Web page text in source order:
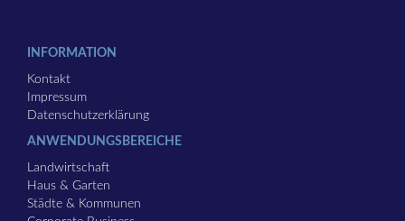
INFORMATION
Kontakt
Impressum
Datenschutzerklärung
ANWENDUNGSBEREICHE
Landwirtschaft
Haus & Garten
Städte & Kommunen